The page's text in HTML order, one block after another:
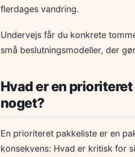
flerdages vandring.
Undervejs får du konkrete
små beslutningsmodeller, der
Hvad er en
noget?
En prioriteret pakkeliste er en
konsekvens: Hvad er kritisk for